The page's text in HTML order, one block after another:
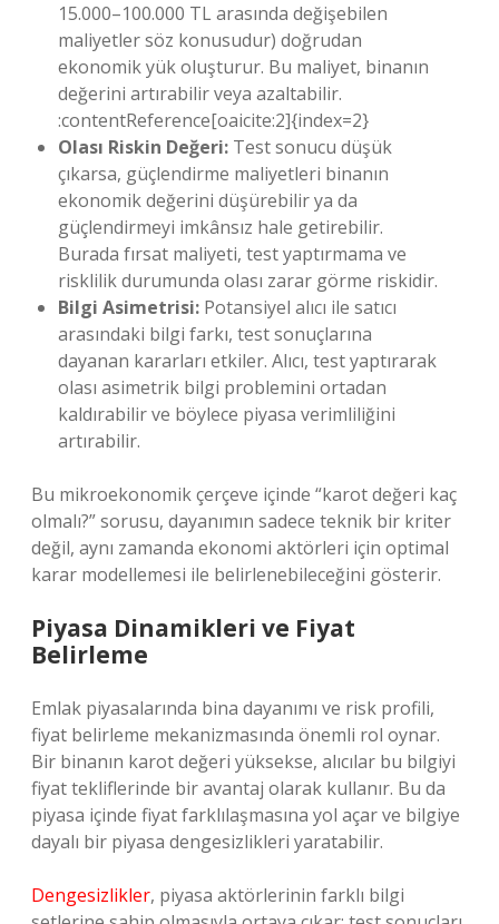
15.000–100.000 TL arasında değişebilen
maliyetler söz konusudur) doğrudan
ekonomik yük oluşturur. Bu maliyet, binanın
değerini artırabilir veya azaltabilir.
:contentReference[oaicite:2]{index=2}
Olası Riskin Değeri: Test sonucu düşük
çıkarsa, güçlendirme maliyetleri binanın
ekonomik değerini düşürebilir ya da
güçlendirmeyi imkânsız hale getirebilir.
Burada fırsat maliyeti, test yaptırmama ve
risklilik durumunda olası zarar görme riskidir.
Bilgi Asimetrisi: Potansiyel alıcı ile satıcı
arasındaki bilgi farkı, test sonuçlarına
dayanan kararları etkiler. Alıcı, test yaptırarak
olası asimetrik bilgi problemini ortadan
kaldırabilir ve böylece piyasa verimliliğini
artırabilir.
Bu mikroekonomik çerçeve içinde “karot değeri kaç
olmalı?” sorusu, dayanımın sadece teknik bir kriter
değil, aynı zamanda ekonomi aktörleri için optimal
karar modellemesi ile belirlenebileceğini gösterir.
Piyasa Dinamikleri ve Fiyat
Belirleme
Emlak piyasalarında bina dayanımı ve risk profili,
fiyat belirleme mekanizmasında önemli rol oynar.
Bir binanın karot değeri yüksekse, alıcılar bu bilgiyi
fiyat tekliflerinde bir avantaj olarak kullanır. Bu da
piyasa içinde fiyat farklılaşmasına yol açar ve bilgiye
dayalı bir piyasa dengesizlikleri yaratabilir.
Dengesizlikler, piyasa aktörlerinin farklı bilgi